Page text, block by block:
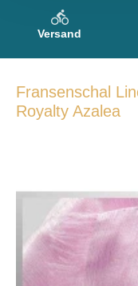
Versand
Fransenschal
Royalty Azalea